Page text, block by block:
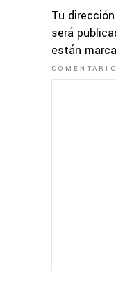
Tu
será
están